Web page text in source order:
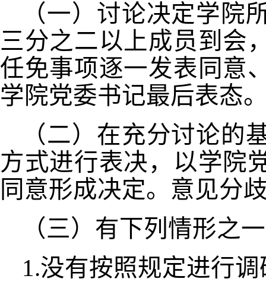
（一）讨论决定学院
三分之二以上成员到会
任免事项逐一发表同意
学院党委书记最后表态
（二）在充分讨论的
方式进行表决，以学院
同意形成决定。意见分
（三）有下列情形之
1.没有按照规定进行